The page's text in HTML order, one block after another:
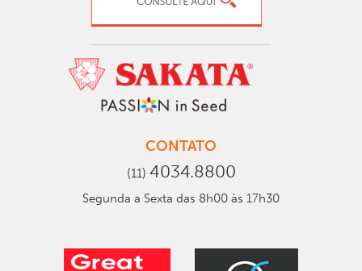
CONTATO
(11) 4034.8800
Segunda a Sexta das 8h00 às 17h30